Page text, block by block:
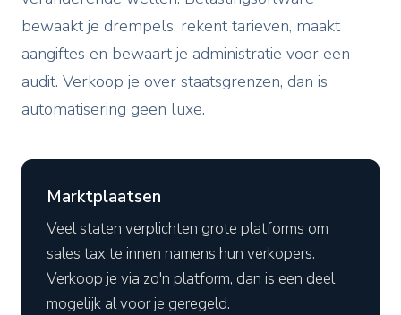
bewaakt je drempels, rekent tarieven, maakt
aangiftes en bewaart je administratie voor een
audit. Verkoop je over staatsgrenzen, dan is
automatisering geen luxe.
Marktplaatsen
Veel staten verplichten grote platforms om
sales tax te innen namens hun verkopers.
Verkoop je via zo'n platform, dan is een deel
mogelijk al voor je geregeld.